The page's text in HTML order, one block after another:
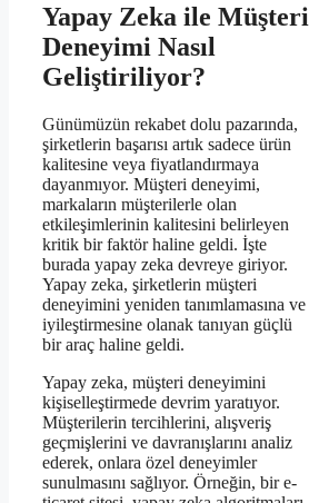
Yapay Zeka ile Müşteri
Deneyimi Nasıl
Geliştiriliyor?
Günümüzün rekabet dolu pazarında,
şirketlerin başarısı artık sadece ürün
kalitesine veya fiyatlandırmaya
dayanmıyor. Müşteri deneyimi,
markaların müşterilerle olan
etkileşimlerinin kalitesini belirleyen
kritik bir faktör haline geldi. İşte
burada yapay zeka devreye giriyor.
Yapay zeka, şirketlerin müşteri
deneyimini yeniden tanımlamasına ve
iyileştirmesine olanak tanıyan güçlü
bir araç haline geldi.
Yapay zeka, müşteri deneyimini
kişiselleştirmede devrim yaratıyor.
Müşterilerin tercihlerini, alışveriş
geçmişlerini ve davranışlarını analiz
ederek, onlara özel deneyimler
sunulmasını sağlıyor. Örneğin, bir e-